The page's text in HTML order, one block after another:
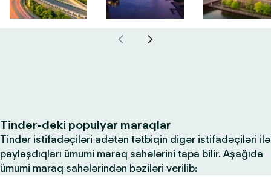
Tinder-dəki populyar maraqlar
Tinder istifadəçiləri adətən tətbiqin digər istifadəçiləri ilə
paylaşdıqları ümumi maraq sahələrini tapa bilir. Aşağıda
ümumi maraq sahələrindən bəziləri verilib: